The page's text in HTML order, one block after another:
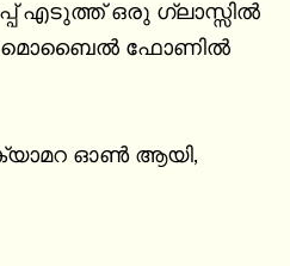
എടുത്ത് ഒരു ഗ്ലാസ്സിൽ
മൊബൈൽ ഫോണിൽ
ഓൺ ആയി,